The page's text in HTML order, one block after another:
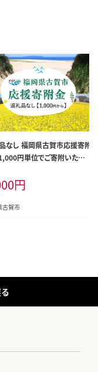
なし 福岡県古賀市応援寄附
円単位でご寄附いただ
円
古賀市